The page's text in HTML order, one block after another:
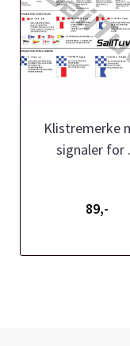
Klistremerke
signaler for
89,-